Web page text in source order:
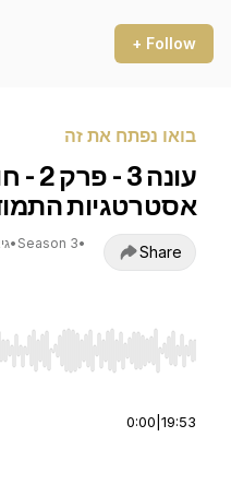
+ Follow
בואו נפתח את זה
עונה
אסטרטגיות
• Season 3•
Share
Home/End to jump to
0:00 19:53